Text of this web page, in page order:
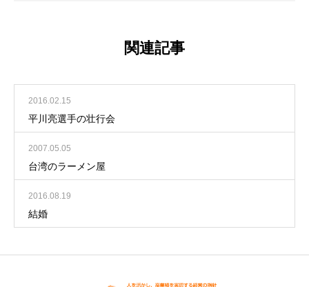
関連記事
2016.02.15
平川亮選手の壮行会
2007.05.05
台湾のラーメン屋
2016.08.19
結婚